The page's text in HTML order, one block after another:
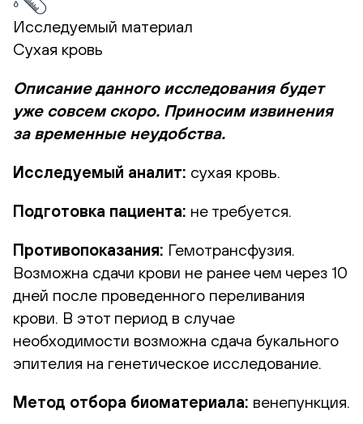
Исследуемый материал
Сухая кровь
Описание данного исследования будет
уже совсем скоро. Приносим извинения
за временные неудобства.
Исследуемый аналит: сухая кровь.
Подготовка пациента: не требуется.
Противопоказания: Гемотрансфузия.
Возможна сдачи крови не ранее чем через 10
дней после проведенного переливания
крови. В этот период в случае
необходимости возможна сдача букального
эпителия на генетическое исследование.
Метод отбора биоматериала: венепункция.